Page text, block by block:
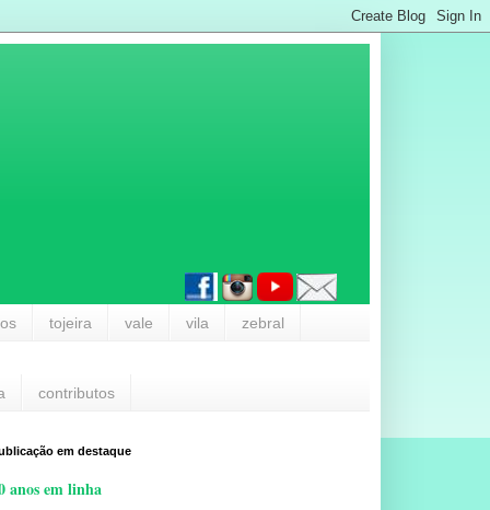
tojeira vale vila zebral
contributos
em destaque
anos em linha